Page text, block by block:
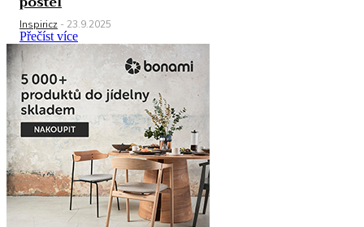
Inspiricz - 23.9.2025
Přečíst více